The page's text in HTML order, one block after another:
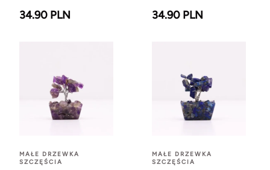
34.90 PLN 34.90 PLN
MAŁE DRZEWKA
SZCZĘŚCIA
MAŁE DRZEWKA
SZCZĘŚCIA